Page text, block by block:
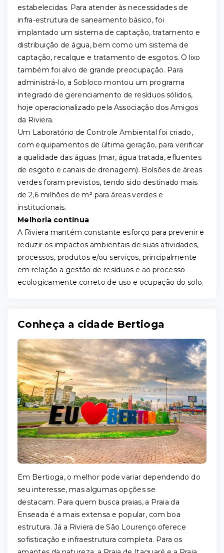
estabelecidas. Para atender às necessidades de
infra-estrutura de saneamento básico, foi
implantado um sistema de captação, tratamento e
distribuição de água, bem como um sistema de
captação, recalque e tratamento de esgotos. O lixo
também foi alvo de grande preocupação. Para
administrá-lo, a Sobloco montou um programa
integrado de gerenciamento de resíduos sólidos,
hoje operacionalizado pela Associação dos Amigos
da Riviera.
Um Laboratório de Controle Ambiental foi criado,
com equipamentos de última geração, para verificar
a qualidade das águas (mar, água tratada, efluentes
de esgoto e canais de drenagem). Bolsões de áreas
verdes foram previstos, tendo sido destinado mais
de 2,6 milhões de m² para áreas verdes e
institucionais.
Melhoria contínua
A Riviera mantém constante esforço para prevenir e
reduzir os impactos ambientais de suas atividades,
processos, produtos e/ou serviços, principalmente
em relação a gestão de resíduos e ao processo
ecologicamente correto de uso e ocupação do solo.
Conheça a cidade Bertioga
Em Bertioga, o melhor pode variar dependendo do
seu interesse, mas algumas opções se
destacam. Para quem busca praias, a Praia da
Enseada é a mais extensa e popular, com boa
estrutura. Já a Riviera de São Lourenço oferece
sofisticação e infraestrutura completa. Para os